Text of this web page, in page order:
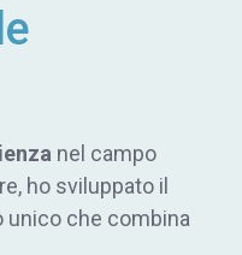
nel campo
ho sviluppato il
unico che combina